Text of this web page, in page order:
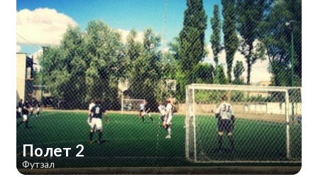
Полет 2
Футзал